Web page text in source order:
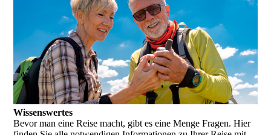
Wissenswertes
Bevor man eine Reise macht, gibt es eine Menge Fragen. Hier